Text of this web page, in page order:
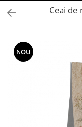
NUCI ȘI SEMINȚE
FRUCTE DESHIDRATATE
ÎNDULCITORI
FRUCTE LA CONSERVĂ
OȚETURI ȘI SOSURI
FĂINĂ FĂRĂ GLUTEN
BĂUTURI / LAPTE
Ceai de
NOU